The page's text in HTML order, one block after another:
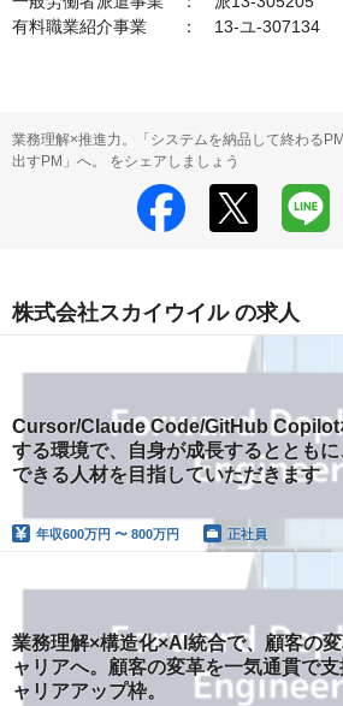
有料職業紹介事業　　：　13-ユ-307134
業務理解×推進力。「システムを納品して終わる
出すPM」へ。 をシェアしましょう
株式会社スカイウイル の求人
Cursor/Claude Code/GitHub Copilot
する環境で、自身が成長するとともに
できる人材を目指していただきます
年収600万円 〜 800万円 正社員
業務理解×構造化×AI統合で、顧客の
ャリアへ。顧客の変革を一気通貫で
ャリアアップ枠。